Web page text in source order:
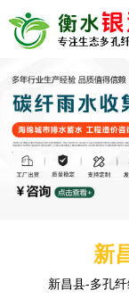
新
新昌县-多孔